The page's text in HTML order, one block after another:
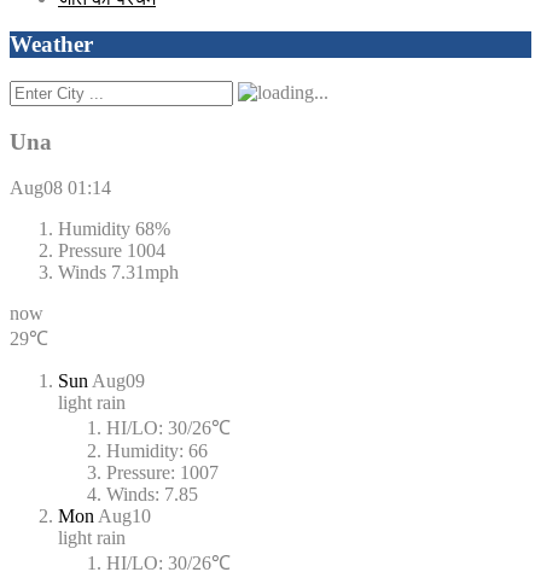
Weather
Una
Aug08 01:14
Humidity 68%
Pressure 1004
Winds 7.31mph
now
29℃
SunAug09
light rain
HI/LO: 30/26℃
Humidity: 66
Pressure: 1007
Winds: 7.85
MonAug10
light rain
HI/LO: 30/26℃